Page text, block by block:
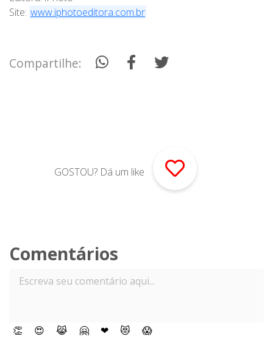
Site: www.iphotoeditora.com.br
Compartilhe:
GOSTOU? Dá um like
Comentários
👏 😍 😹 🤗 ❤ 😻 😱